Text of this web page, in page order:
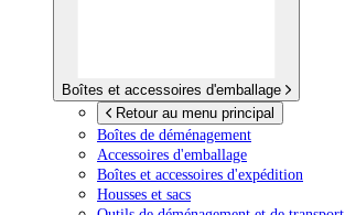
Boîtes et accessoires d'emballage
Retour au menu principal
Boîtes de déménagement
Accessoires d'emballage
Boîtes et accessoires d'expédition
Housses et sacs